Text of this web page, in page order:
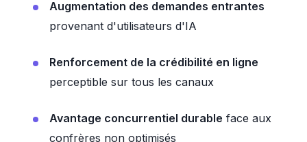
Augmentation des demandes entrantes
provenant d'utilisateurs d'IA
Renforcement de la crédibilité en ligne
perceptible sur tous les canaux
Avantage concurrentiel durable face aux
confrères non optimisés